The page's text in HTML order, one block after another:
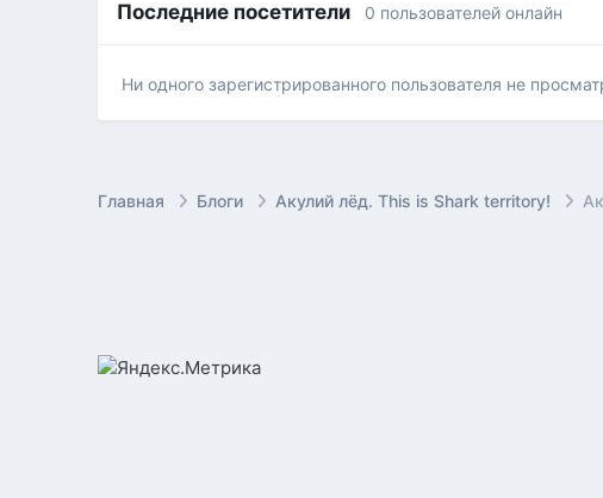
Последние посетители 0 пользователей онлайн
Ни одного зарегистрированного пользователя не
Главная Блоги Акулий лёд. This is Shark territory!